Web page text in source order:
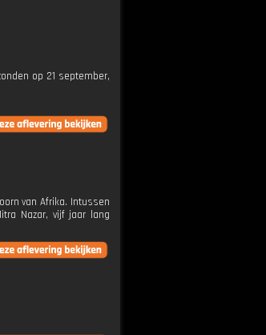
op 21 september,
van Afrika. Intussen
Nazar, vijf jaar lang